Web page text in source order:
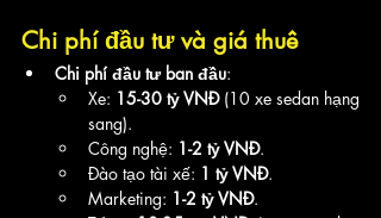
Chi phí đầu tư và giá thuê
Chi phí đầu tư ban đầu:
Xe: 15-30 tỷ VNĐ (10 xe sedan hạng
sang).
Công nghệ: 1-2 tỷ VNĐ.
Đào tạo tài xế: 1 tỷ VNĐ.
Marketing: 1-2 tỷ VNĐ.